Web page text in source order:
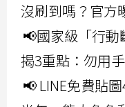
沒刷到嗎？官方
📢國家級「行動
揭3重點：勿用
📢 LINE免費貼